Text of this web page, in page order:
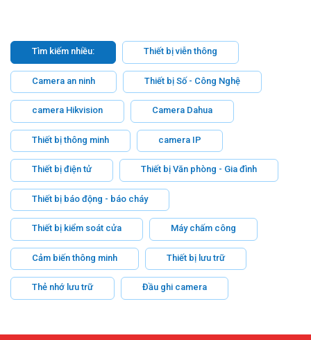
Tìm kiếm nhiều: Thiết bị viễn thông
Camera an ninh Thiết bị Số - Công Nghệ
camera Hikvision Camera Dahua
Thiết bị thông minh camera IP
Thiết bị điện tử Thiết bị Văn phòng - Gia đình
Thiết bị báo động - báo cháy
Thiết bị kiểm soát cửa Máy chấm công
Cảm biến thông minh Thiết bị lưu trữ
Thẻ nhớ lưu trữ Đầu ghi camera